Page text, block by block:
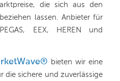
die sich aus den
lassen. Anbieter für
EEX, HEREN und
bieten wir eine
die sichere und zuverlässige